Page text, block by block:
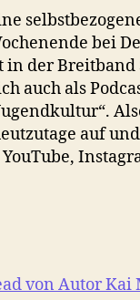
bei
in der Breitband
auch als
auf
von Autor Kai